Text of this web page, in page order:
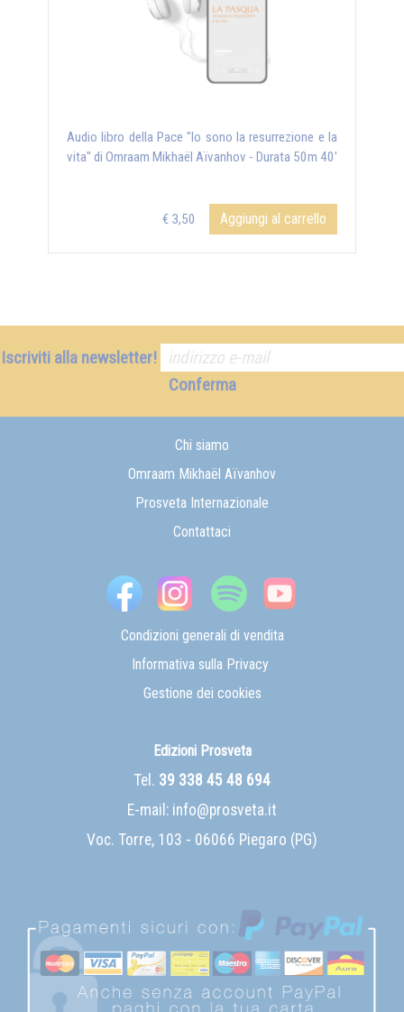
Audio libro della Pace "Io sono la resurrezione e la
vita" di Omraam Mikhaël Aïvanhov - Durata 50m 40'
€ 3,50 Aggiungi al carrello
Iscriviti alla newsletter!
Conferma
Chi siamo
Omraam Mikhaël Aïvanhov
Prosveta Internazionale
Contattaci
Condizioni generali di vendita
Informativa sulla Privacy
Gestione dei cookies
Edizioni Prosveta
Tel. 39 338 45 48 694
E-mail: info@prosveta.it
Voc. Torre, 103 - 06066 Piegaro (PG)